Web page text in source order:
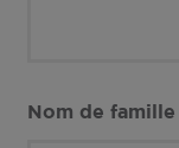
Nom de famille